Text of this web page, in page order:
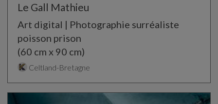
Le Gall Mathieu
Art digital | Photographie surréaliste
poisson prison
(60 cm x 90 cm)
Celtland-Bretagne